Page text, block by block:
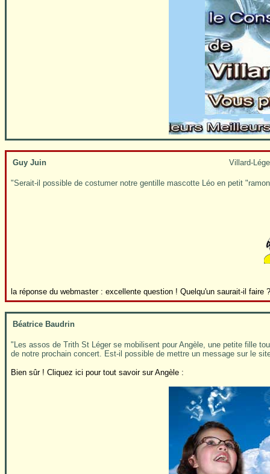
Guy Juin Villard-
"Serait-il possible de costumer notre gentille mascotte Léo en petit
la réponse du webmaster : excellente question ! Quelqu'un saurait-il faire
Béatrice Baudrin
"Les assos de Trith St Léger se mobilisent pour Angèle, une petite fille
de notre prochain concert. Est-il possible de mettre un message sur le
Bien sûr ! Cliquez ici pour tout savoir sur Angèle :